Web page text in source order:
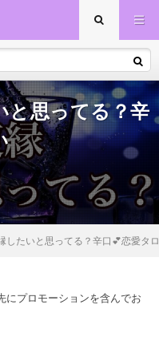
と思ってる？辛
したいと思ってる？辛口💕恋愛タ
プロモーションを含んでお